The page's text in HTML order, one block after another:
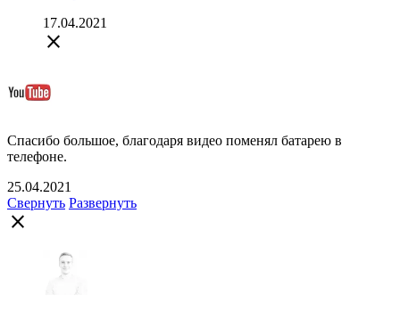
17.04.2021
close
Спасибо большое, благодаря видео поменял батарею в
телефоне.
25.04.2021
Свернуть Развернуть
close